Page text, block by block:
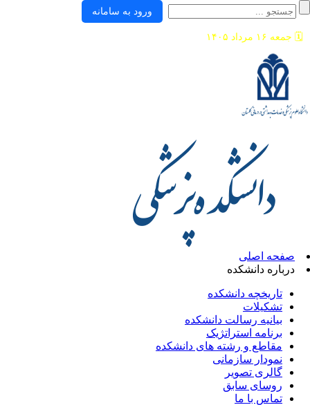
ورود به سامانه
🗓️جمعه ۱۶ مرداد ۱۴۰۵
صفحه اصلی
درباره دانشکده
تاریخچه دانشکده
تشکیلات
بیانیه رسالت دانشکده
برنامه استراتژیک
مقاطع و رشته های دانشکده
نمودار سازمانی
گالری تصویر
روسای سابق
تماس با ما